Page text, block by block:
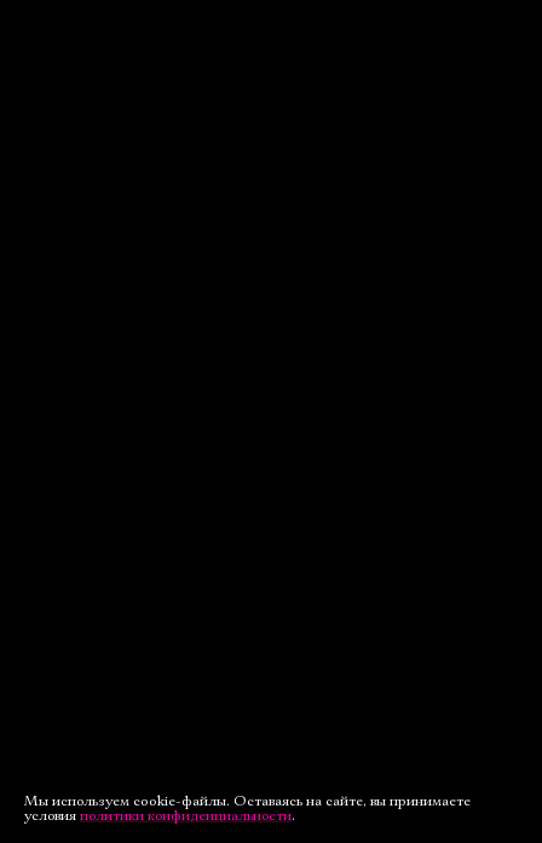
Мы используем cookie-файлы. Оставаясь на сайте, вы принимаете
условия политики конфиденциальности.